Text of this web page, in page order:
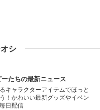
シ
ーたちの最新ニュース
キャラクターアイテムでほっと
！かわいい最新グッズやイベン
日配信